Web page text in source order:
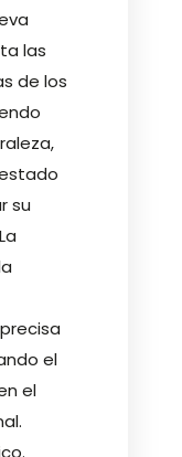
las
de los
su
el
el